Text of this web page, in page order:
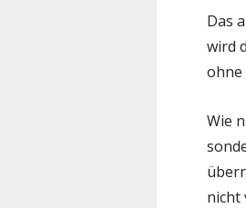
Das
wird
ohne
Wie
nicht